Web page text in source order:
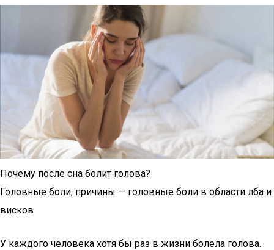
Почему после сна болит голова?
Головные боли, причины — головные боли в области лба и
висков
У каждого человека хотя бы раз в жизни болела голова.